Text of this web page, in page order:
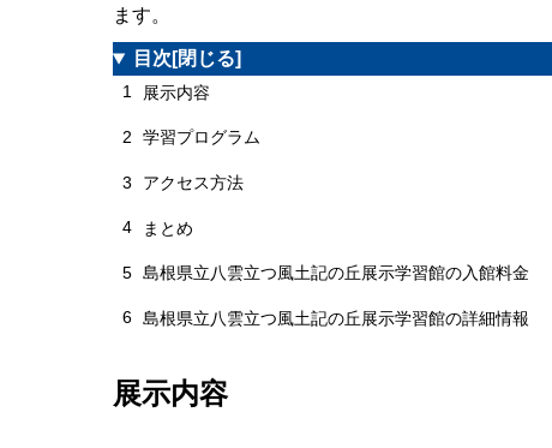
ます。
目次 [閉じる]
1 展示内容
2 学習プログラム
3 アクセス方法
4 まとめ
5 島根県立八雲立つ風土記の丘展示学習館の入館料金
6 島根県立八雲立つ風土記の丘展示学習館の詳細情報
展示内容